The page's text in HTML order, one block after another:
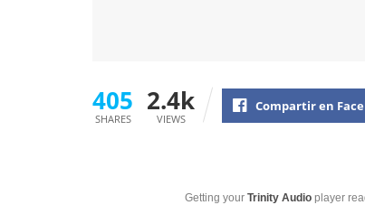
405
SHARES
2.4k
VIEWS
Compartir en
Getting your Trinity Audio player